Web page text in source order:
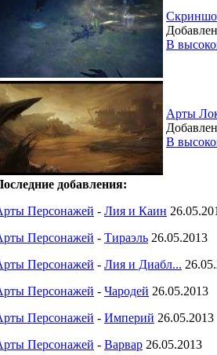
В
Арты
В
добавления:
Персонажей - Лия и Каин
Персонажей - Тираэль 26.05.2013
Персонажей - Лия и Диабл...
Персонажей - Чародей 26.05.2013
Персонажей - Империй 26.05.2013
Персонажей - Варвар 26.05.2013